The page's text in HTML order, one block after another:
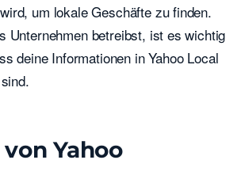
um lokale Geschäfte zu finden.
Unternehmen betreibst, ist es wichtig
deine Informationen in Yahoo Local
Yahoo